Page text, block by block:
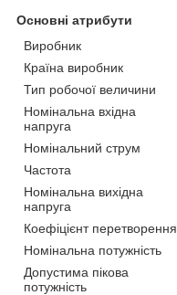
Основні атрибути
Виробник
Країна виробник
Тип робочої величини
Номінальна вхідна
напруга
Номінальний струм
Частота
Номінальна вихідна
напруга
Коефіцієнт перетворення
Номінальна потужність
Допустима пікова
потужність